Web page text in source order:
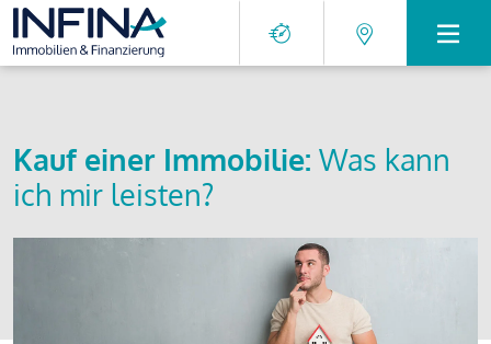
Kauf einer Immobilie: Was kann
ich mir leisten?